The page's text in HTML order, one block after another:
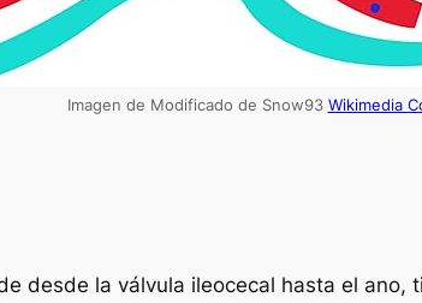
Imagen de Modificado de Snow93 Wikimedia
desde la válvula ileocecal hasta el